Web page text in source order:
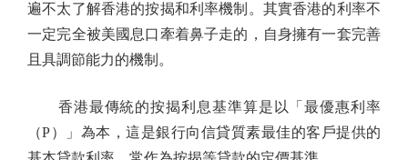
遍不太了解香港的按揭和利率機制。其實香港的利率不
一定完全被美國息口牽着鼻子走的，自身擁有一套完善
且具調節能力的機制。
香港最傳統的按揭利息基準算是以「最優惠利率
（P）」為本，這是銀行向信貸質素最佳的客戶提供的